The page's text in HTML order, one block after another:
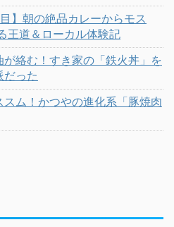
】朝の絶品カレーからモス
王道＆ローカル体験記
絡む！すき家の「鉄火丼」を
だった
ム！かつやの進化系「豚焼肉